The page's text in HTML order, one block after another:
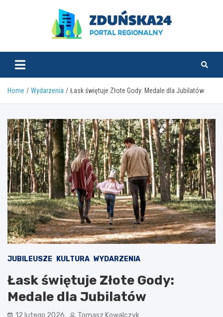
zdunska24.pl
Home Wydarzenia Łask świętuje Złote Gody: Medale dla Jubilatów
JUBILEUSZE KULTURA WYDARZENIA
Łask świętuje Złote Gody:
Medale dla Jubilatów
12 lutego 2026 Tomasz Kowalczyk